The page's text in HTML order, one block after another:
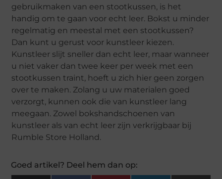
gebruikmaken van een stootkussen, is het
handig om te gaan voor echt leer. Bokst u minder
regelmatig en meestal met een stootkussen?
Dan kunt u gerust voor kunstleer kiezen.
Kunstleer slijt sneller dan echt leer, maar wanneer
u niet vaker dan twee keer per week met een
stootkussen traint, hoeft u zich hier geen zorgen
over te maken. Zolang u uw materialen goed
verzorgt, kunnen ook die van kunstleer lang
meegaan. Zowel bokshandschoenen van
kunstleer als van echt leer zijn verkrijgbaar bij
Rumble Store Holland.
Goed artikel? Deel hem dan op: